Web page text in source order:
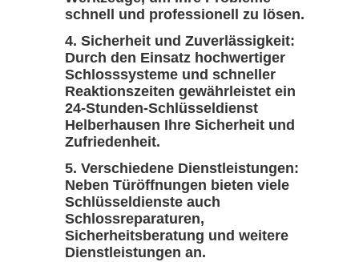
schnell und professionell zu lösen.
Sicherheit und Zuverlässigkeit:
Durch den Einsatz hochwertiger
Schlosssysteme und schneller
Reaktionszeiten gewährleistet ein
24-Stunden-Schlüsseldienst
Helberhausen Ihre Sicherheit und
Zufriedenheit.
Verschiedene Dienstleistungen:
Neben Türöffnungen bieten viele
Schlüsseldienste auch
Schlossreparaturen,
Sicherheitsberatung und weitere
Dienstleistungen an.